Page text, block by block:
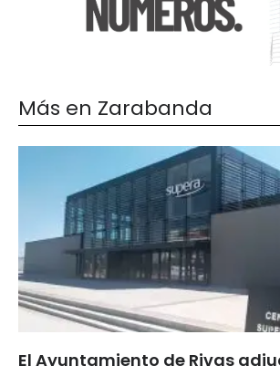
Más en Zarabanda
El Ayuntamiento de Rivas